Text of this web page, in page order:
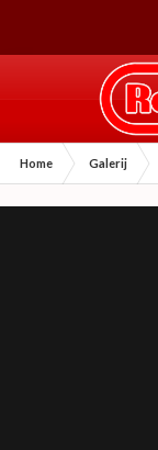
Home Galerij